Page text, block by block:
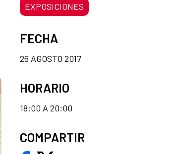
EXPOSICIONES
FECHA
26 AGOSTO 2017
HORARIO
18:00 A 20:00
COMPARTIR